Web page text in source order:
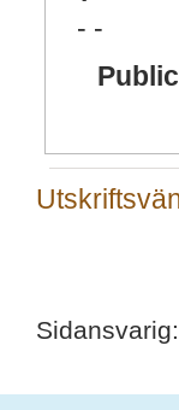
- -
Sidansvarig: